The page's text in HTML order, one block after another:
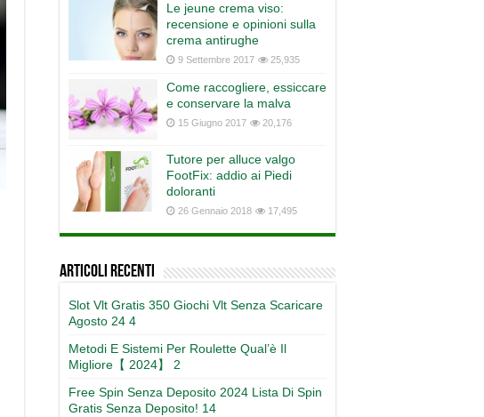
Le jeune crema viso:
recensione e opinioni sulla
crema antirughe
9 Settembre 2017 25,935
Come raccogliere, essiccare
e conservare la malva
15 Giugno 2017 20,176
Tutore per alluce valgo
FootFix: addio ai Piedi
doloranti
26 Gennaio 2018 17,495
Articoli recenti
Slot Vlt Gratis 350 Giochi Vlt Senza Scaricare
Agosto 24 4
Metodi E Sistemi Per Roulette Qual’è Il
Migliore【 2024】 2
Free Spin Senza Deposito 2024 Lista Di Spin
Gratis Senza Deposito! 14